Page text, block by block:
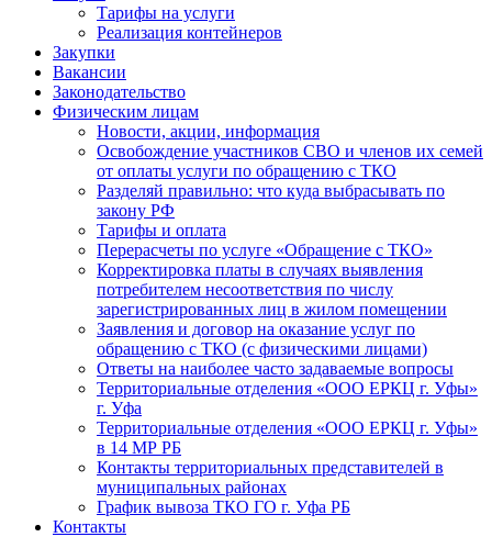
Тарифы на услуги
Реализация контейнеров
Закупки
Вакансии
Законодательство
Физическим лицам
Новости, акции, информация
Освобождение участников СВО и членов их семей
от оплаты услуги по обращению с ТКО
Разделяй правильно: что куда выбрасывать по
закону РФ
Тарифы и оплата
Перерасчеты по услуге «Обращение с ТКО»
Корректировка платы в случаях выявления
потребителем несоответствия по числу
зарегистрированных лиц в жилом помещении
Заявления и договор на оказание услуг по
обращению с ТКО (с физическими лицами)
Ответы на наиболее часто задаваемые вопросы
Территориальные отделения «ООО ЕРКЦ г. Уфы»
г. Уфа
Территориальные отделения «ООО ЕРКЦ г. Уфы»
в 14 МР РБ
Контакты территориальных представителей в
муниципальных районах
График вывоза ТКО ГО г. Уфа РБ
Контакты